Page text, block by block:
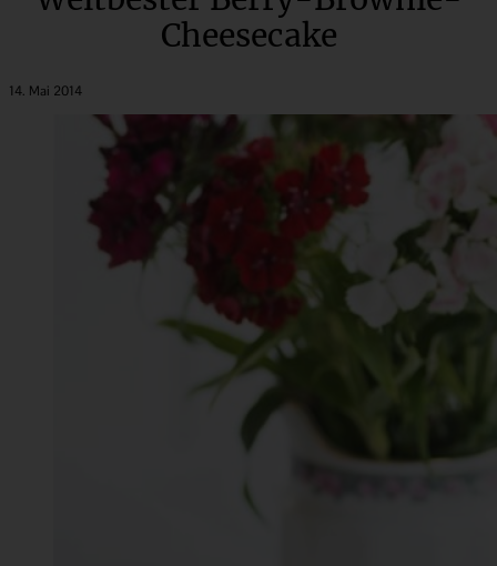
Cheesecake
14. Mai 2014